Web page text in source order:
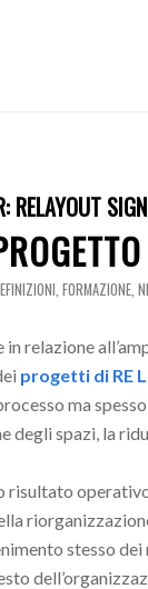
RELAYOUT
,FORMAZIONE,
in relazione
progetti di RE
ma
degli spazi, la
risultato
stesso